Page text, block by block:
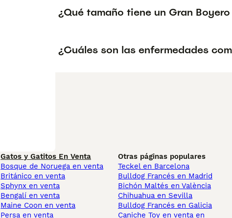
¿Qué tamaño tiene un Gran Boyero
¿Cuáles son las enfermedades
Gatos y Gatitos En Venta
Bosque de Noruega en venta
Británico en venta
Sphynx en venta
Bengalí en venta
Maine Coon en venta
Persa en venta
Otras páginas populares
Teckel en Barcelona
Bulldog Francés en Madrid
Bichón Maltés en València
Chihuahua en Sevilla
Bulldog Francés en Galicia
Caniche Toy en venta en